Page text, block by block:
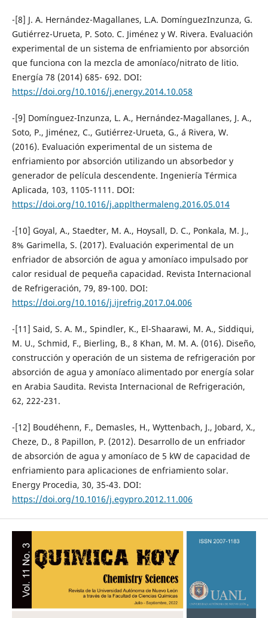
-[8] J. A. Hernández-Magallanes, L.A. DomínguezInzunza, G.
Gutiérrez-Urueta, P. Soto. C. Jiménez y W. Rivera. Evaluación
experimental de un sistema de enfriamiento por absorción
que funciona con la mezcla de amoníaco/nitrato de litio.
Energía 78 (2014) 685- 692. DOI:
https://doi.org/10.1016/j.energy.2014.10.058
-[9] Domínguez-Inzunza, L. A., Hernández-Magallanes, J. A.,
Soto, P., Jiménez, C., Gutiérrez-Urueta, G., á Rivera, W.
(2016). Evaluación experimental de un sistema de
enfriamiento por absorción utilizando un absorbedor y
generador de película descendente. Ingeniería Térmica
Aplicada, 103, 1105-1111. DOI:
https://doi.org/10.1016/j.applthermaleng.2016.05.014
-[10] Goyal, A., Staedter, M. A., Hoysall, D. C., Ponkala, M. J.,
8% Garimella, S. (2017). Evaluación experimental de un
enfriador de absorción de agua y amoníaco impulsado por
calor residual de pequeña capacidad. Revista Internacional
de Refrigeración, 79, 89-100. DOI:
https://doi.org/10.1016/j.ijrefrig.2017.04.006
-[11] Said, S. A. M., Spindler, K., El-Shaarawi, M. A., Siddiqui,
M. U., Schmid, F., Bierling, B., 8 Khan, M. M. A. (016). Diseño,
construcción y operación de un sistema de refrigeración por
absorción de agua y amoníaco alimentado por energía solar
en Arabia Saudita. Revista Internacional de Refrigeración,
62, 222-231.
-[12] Boudéhenn, F., Demasles, H., Wyttenbach, J., Jobard, X.,
Cheze, D., 8 Papillon, P. (2012). Desarrollo de un enfriador
de absorción de agua y amoníaco de 5 kW de capacidad de
enfriamiento para aplicaciones de enfriamiento solar.
Energy Procedia, 30, 35-43. DOI:
https://doi.org/10.1016/j.egypro.2012.11.006